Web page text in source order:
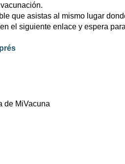
que asistas al mismo lugar
el siguiente enlace y espera
de MiVacuna